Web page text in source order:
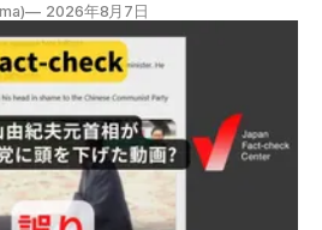
電機は設置していないことを確認
ガスが原因だった可能性が高いと説
ンは5日、事故原因を調べる事故調
検証対象 拡散した投
ンジンやガスタービンで発電し、排
る「ガスコージェネレーション」が
1、例2）。 検証する理由
ールMeltwaterで調べると、これら
2026年8月7日